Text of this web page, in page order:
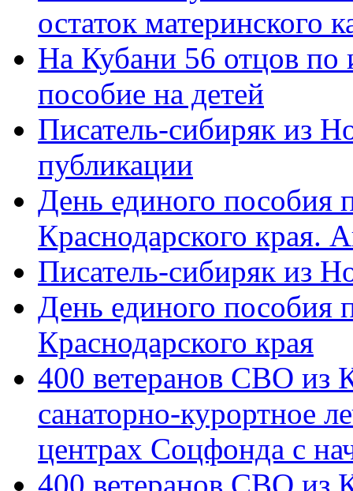
остаток материнского
На Кубани 56 отцов по
пособие на детей
Писатель-сибиряк из
публикации
День единого пособия
Краснодарского края.
Писатель-сибиряк из
День единого пособия
Краснодарского края
400 ветеранов СВО из
санаторно-курортное
центрах Соцфонда с
400 ветеранов СВО из